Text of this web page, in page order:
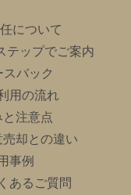
について
テップでご案内
バック
用の流れ
注意点
却との違い
事例
あるご質問